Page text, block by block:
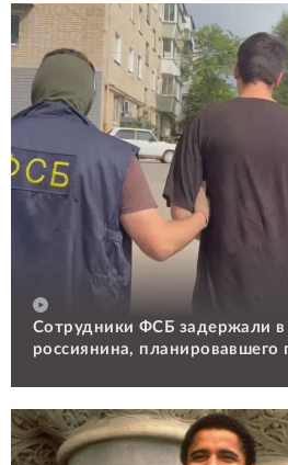
Сотрудники ФСБ задержали в
россиянина,